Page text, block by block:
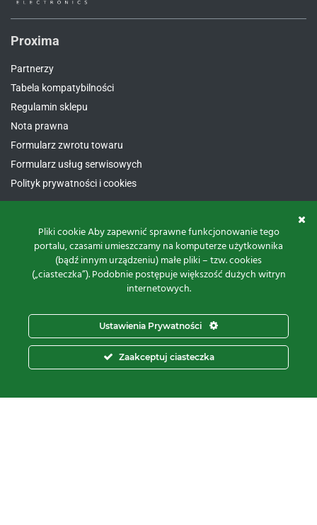
Proxima
Partnerzy
Tabela kompatybilności
Regulamin sklepu
Nota prawna
Formularz zwrotu towaru
Formularz usług serwisowych
Polityk prywatności i cookies
Kontakt
Proxima Spółka Jawna W.M. Fredrych, M. Fredrych
Polna 23A, 87-100 Toruń
REGON:871107806
KRS:0000112800
8:00 – 16:00
e-mail:sprzedaz@proxima.pl
Pliki cookie Aby zapewnić sprawne funkcjonowanie tego
portalu, czasami umieszczamy na komputerze użytkownika
(bądź innym urządzeniu) małe pliki – tzw. cookies
(„ciasteczka”). Podobnie postępuje większość dużych witryn
internetowych.
Zaakceptuj ciasteczka
Ustawienia Prywatności